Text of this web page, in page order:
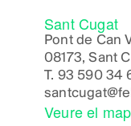
Sant Cugat
Pont de Can
08173, Sant
T. 93 590 34
Veure el